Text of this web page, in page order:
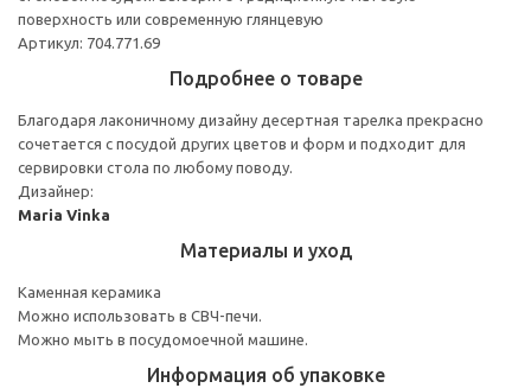
поверхность или современную глянцевую
Артикул: 704.771.69
Подробнее о товаре
Благодаря лаконичному дизайну десертная тарелка прекрасно
сочетается с посудой других цветов и форм и подходит для
сервировки стола по любому поводу.
Дизайнер:
Maria Vinka
Материалы и уход
Каменная керамика
Можно использовать в СВЧ-печи.
Можно мыть в посудомоечной машине.
Информация об упаковке